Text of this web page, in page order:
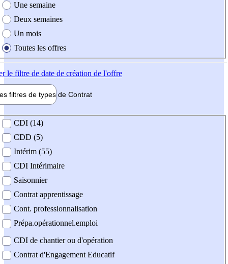
Une semaine
Deux semaines
Un mois
Toutes les offres
le filtre de date de création de l'offre
filtres de types de Contrat
contrat
CDI (14)
CDD (5)
Intérim (55)
CDI Intérimaire
Saisonnier
Contrat apprentissage
Cont. professionnalisation
Prépa.opérationnel.emploi
CDI de chantier ou d'opération
Contrat d'Engagement Educatif